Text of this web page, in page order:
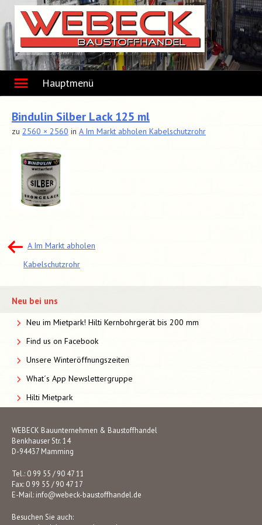
content
Hauptmenü
Bindulin Silber Lack 125 ml
zu 2560 × 2560 in A Im Markt abholen Kabelschutzrohr
Beitragsnavigation
A Im Markt abholen
Kabelschutzrohr
Neu bei uns
Neu im Mietpark! Hilti Kernbohrgerät bis 200 mm
Find us on Facebook
Unsere Winteröffnungszeiten
What´s App Newslettergruppe
Hilti Mietpark
WEBECK Bauunternehmen & Baustoffhandel
Benkhauser Str. 14
D-94437 Mamming
Tel.: 0 99 55 / 90 47 11
Fax: 0 99 55 / 90 47 17
E-Mail: info@webeck-baustoffhandel.de
Besuchen Sie auch: